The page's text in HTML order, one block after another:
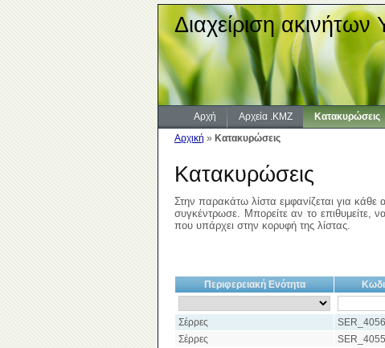
Διαχείριση
Αρχή Αρχεία .KMZ Κατακυρώσεις
Αρχική » Κατακυρώσεις
Κατακυρώσεις
Στην παρακάτω λίστα εμφανίζεται για κάθε
συγκέντρωσε. Μπορείτε αν το επιθυμείτε,
που υπάρχει στην κορυφή της λίστας.
Περιφερειακή Ενότητα
Σέρρες SER_4056
Σέρρες
SER_4055